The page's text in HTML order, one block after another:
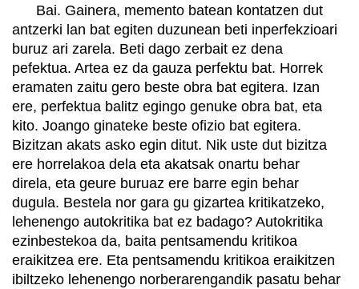
Bai. Gainera, memento batean kontatzen dut
antzerki lan bat egiten duzunean beti inperfekzioari
buruz ari zarela. Beti dago zerbait ez dena
pefektua. Artea ez da gauza perfektu bat. Horrek
eramaten zaitu gero beste obra bat egitera. Izan
ere, perfektua balitz egingo genuke obra bat, eta
kito. Joango ginateke beste ofizio bat egitera.
Bizitzan akats asko egin ditut. Nik uste dut bizitza
ere horrelakoa dela eta akatsak onartu behar
direla, eta geure buruaz ere barre egin behar
dugula. Bestela nor gara gu gizartea kritikatzeko,
lehenengo autokritika bat ez badago? Autokritika
ezinbestekoa da, baita pentsamendu kritikoa
eraikitzea ere. Eta pentsamendu kritikoa eraikitzen
ibiltzeko lehenengo norberarengandik pasatu behar